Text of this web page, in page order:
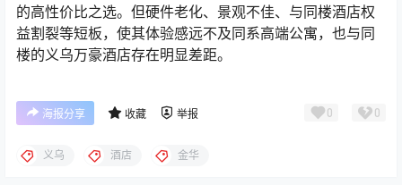
的高性价比之选。但硬件老化、景观不佳、与同楼酒店权
益割裂等短板，使其体验感远不及同系高端公寓，也与同
楼的义乌万豪酒店存在明显差距。
海报分享 收藏 举报 0 0
义乌 酒店 金华